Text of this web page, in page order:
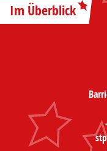
Im Überblick